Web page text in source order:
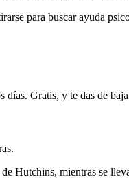
para buscar ayuda
Gratis, y te das de
Hutchins, mientras se